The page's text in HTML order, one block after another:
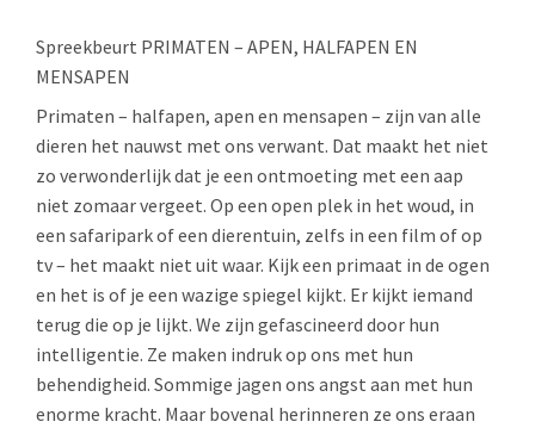
Spreekbeurt PRIMATEN – APEN, HALFAPEN EN
MENSAPEN
Primaten – halfapen, apen en mensapen – zijn van alle
dieren het nauwst met ons verwant. Dat maakt het niet
zo verwonderlijk dat je een ontmoeting met een aap
niet zomaar vergeet. Op een open plek in het woud, in
een safaripark of een dierentuin, zelfs in een film of op
tv – het maakt niet uit waar. Kijk een primaat in de ogen
en het is of je een wazige spiegel kijkt. Er kijkt iemand
terug die op je lijkt. We zijn gefascineerd door hun
intelligentie. Ze maken indruk op ons met hun
behendigheid. Sommige jagen ons angst aan met hun
enorme kracht. Maar bovenal herinneren ze ons eraan